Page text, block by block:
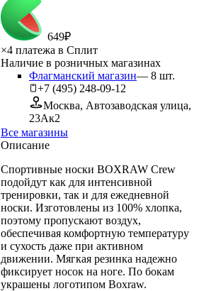
649₽
×4 платежа в Сплит
Наличие в розничных магазинах
Флагманский магазин— 8 шт.
+7 (495) 248-09-12
Москва, Автозаводская улица,
23Ак2
Все магазины
Описание
Спортивные носки BOXRAW Crew
подойдут как для интенсивной
тренировки, так и для ежедневной
носки. Изготовлены из 100% хлопка,
поэтому пропускают воздух,
обеспечивая комфортную температуру
и сухость даже при активном
движении. Мягкая резинка надежно
фиксирует носок на ноге. По бокам
украшены логотипом Boxraw.